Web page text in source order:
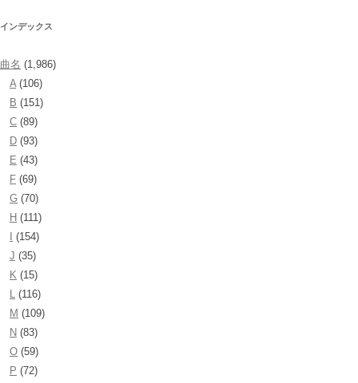
インデックス
曲名 (1,986)
A(106)
B (151)
C (89)
D (93)
E (43)
F (69)
G (70)
H (111)
(154)
J (35)
K (15)
L (116)
M (109)
N (83)
O (59)
P (72)